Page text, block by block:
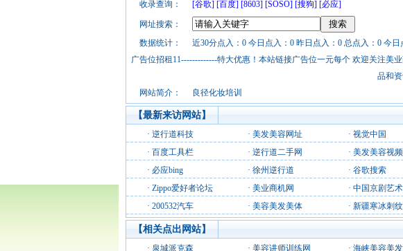
收录查询： [谷歌] [百度] [8603] [SOSO] [搜狗] [必应]
网址搜索：
数据统计：
近30分点入：0 今日点入：0 昨日点入：0 总点入：0 今日
广告位招租11-------------特大优惠！本站链接广告位一元每个 欢迎关注美
品和
网站简介：
良径化妆培训
【最新来访网站】
· 逆行道科技 · 美发美容网址 · 视觉中国
· 百度工具栏 · 逆行道二手网 · 美发美容视频
· 必应bing · 徐州逆行道 · 谷歌搜索
· Zippo爱好者论坛 · 美业商机网 · 中国京剧艺
· 200532汽车 · 美容美发美体 · 新疆寒冰刺
【相关点出网站】
· 泉城派克森 · 美容讲师训练网 · 海峡美容美发